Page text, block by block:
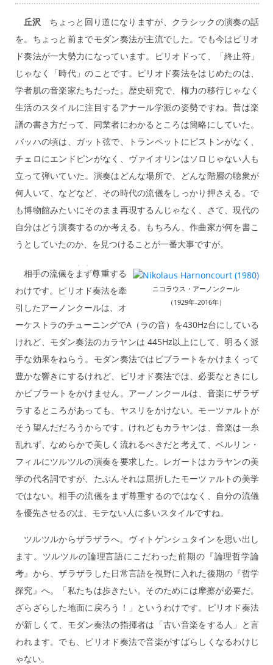
丘沢 ちょっと回り道になりますが、クラシックの演奏の話
を。ちょっと前までモダン奏法が主流でした。でも今はピリオ
ド奏法が一大勢力になっています。ピリオドって、「終止符」
じゃなく「時代」のことです。ピリオド奏法をはじめたのは、
学者肌の音楽家たちだった。歴史研究で、権力の移行じゃなく
生活のスタイルに注目するアナール学派の姿勢ですね。昔は楽
譜の書き方だって、同業者にわかるところは簡略にしていた。
バッハの頃は、ガット弦で、トランペットにピストンがなく、
チェロにエンドピンがなく、ヴァイオリンはソロじゃない人も
立って弾いていた。演奏はどんな場所で、どんな階層の聴衆が
何人いて、などなど、その時代の流儀をしっかり押さえる。で
も博物館みたいにそのまま再現するんじゃなく、さて、現代の
自分はどう演奏するのか考える。もちろん、作曲家が何を書こ
うとしていたのか、を見つけることが一番大事ですが。
ニコラウス・アーノンクール
（1929年-2016年）
相手の流儀をまず
﹅﹅
尊重する
わけです。ピリオド奏法を牽
引したアーノンクールは、オ
ーケストラのチューニングでA（ラの音）を430Hz台にしている
けれど、モダン奏法のカラヤンは 445Hz以上にして、明るく派
手な効果をねらう。モダン奏法ではビブラートをかけまくって
豊かな響きにするけれど、ピリオド奏法では、必要なときにし
かビブラートをかけません。アーノンクールは、音楽にザラザ
ラするところがあっても、ヤスリをかけない。モーツァルトが
そう望んだだろうからです。けれどもカラヤンは、音楽は一糸
乱れず、なめらかで美しく流れるべきだと考えて、ベルリン・
フィルにツルツルの演奏を要求した。レガートはカラヤンの美
学の代名詞ですが、たぶんそれは屈折したモーツァルトの美学
ではない。相手の流儀をまず尊重するのではなく、自分の流儀
を優先させるのは、モテない人に多いスタイルですね。
ツルツルからザラザラへ。ヴィトゲンシュタインを思い出し
ます。ツルツルの論理言語にこだわった前期の『論理哲学論
考』から、ザラザラした日常言語を視野に入れた後期の『哲学
探究』へ。「私たちは歩きたい。そのためには摩擦
﹅﹅
が必要だ。
ざらざらした地面に戻ろう！」というわけです。ピリオド奏法
が新しくて、モダン奏法の指揮者は「古い音楽をする人」と言
われます。でも、ピリオド奏法で音楽がすばらしくなるわけじ
ゃない。